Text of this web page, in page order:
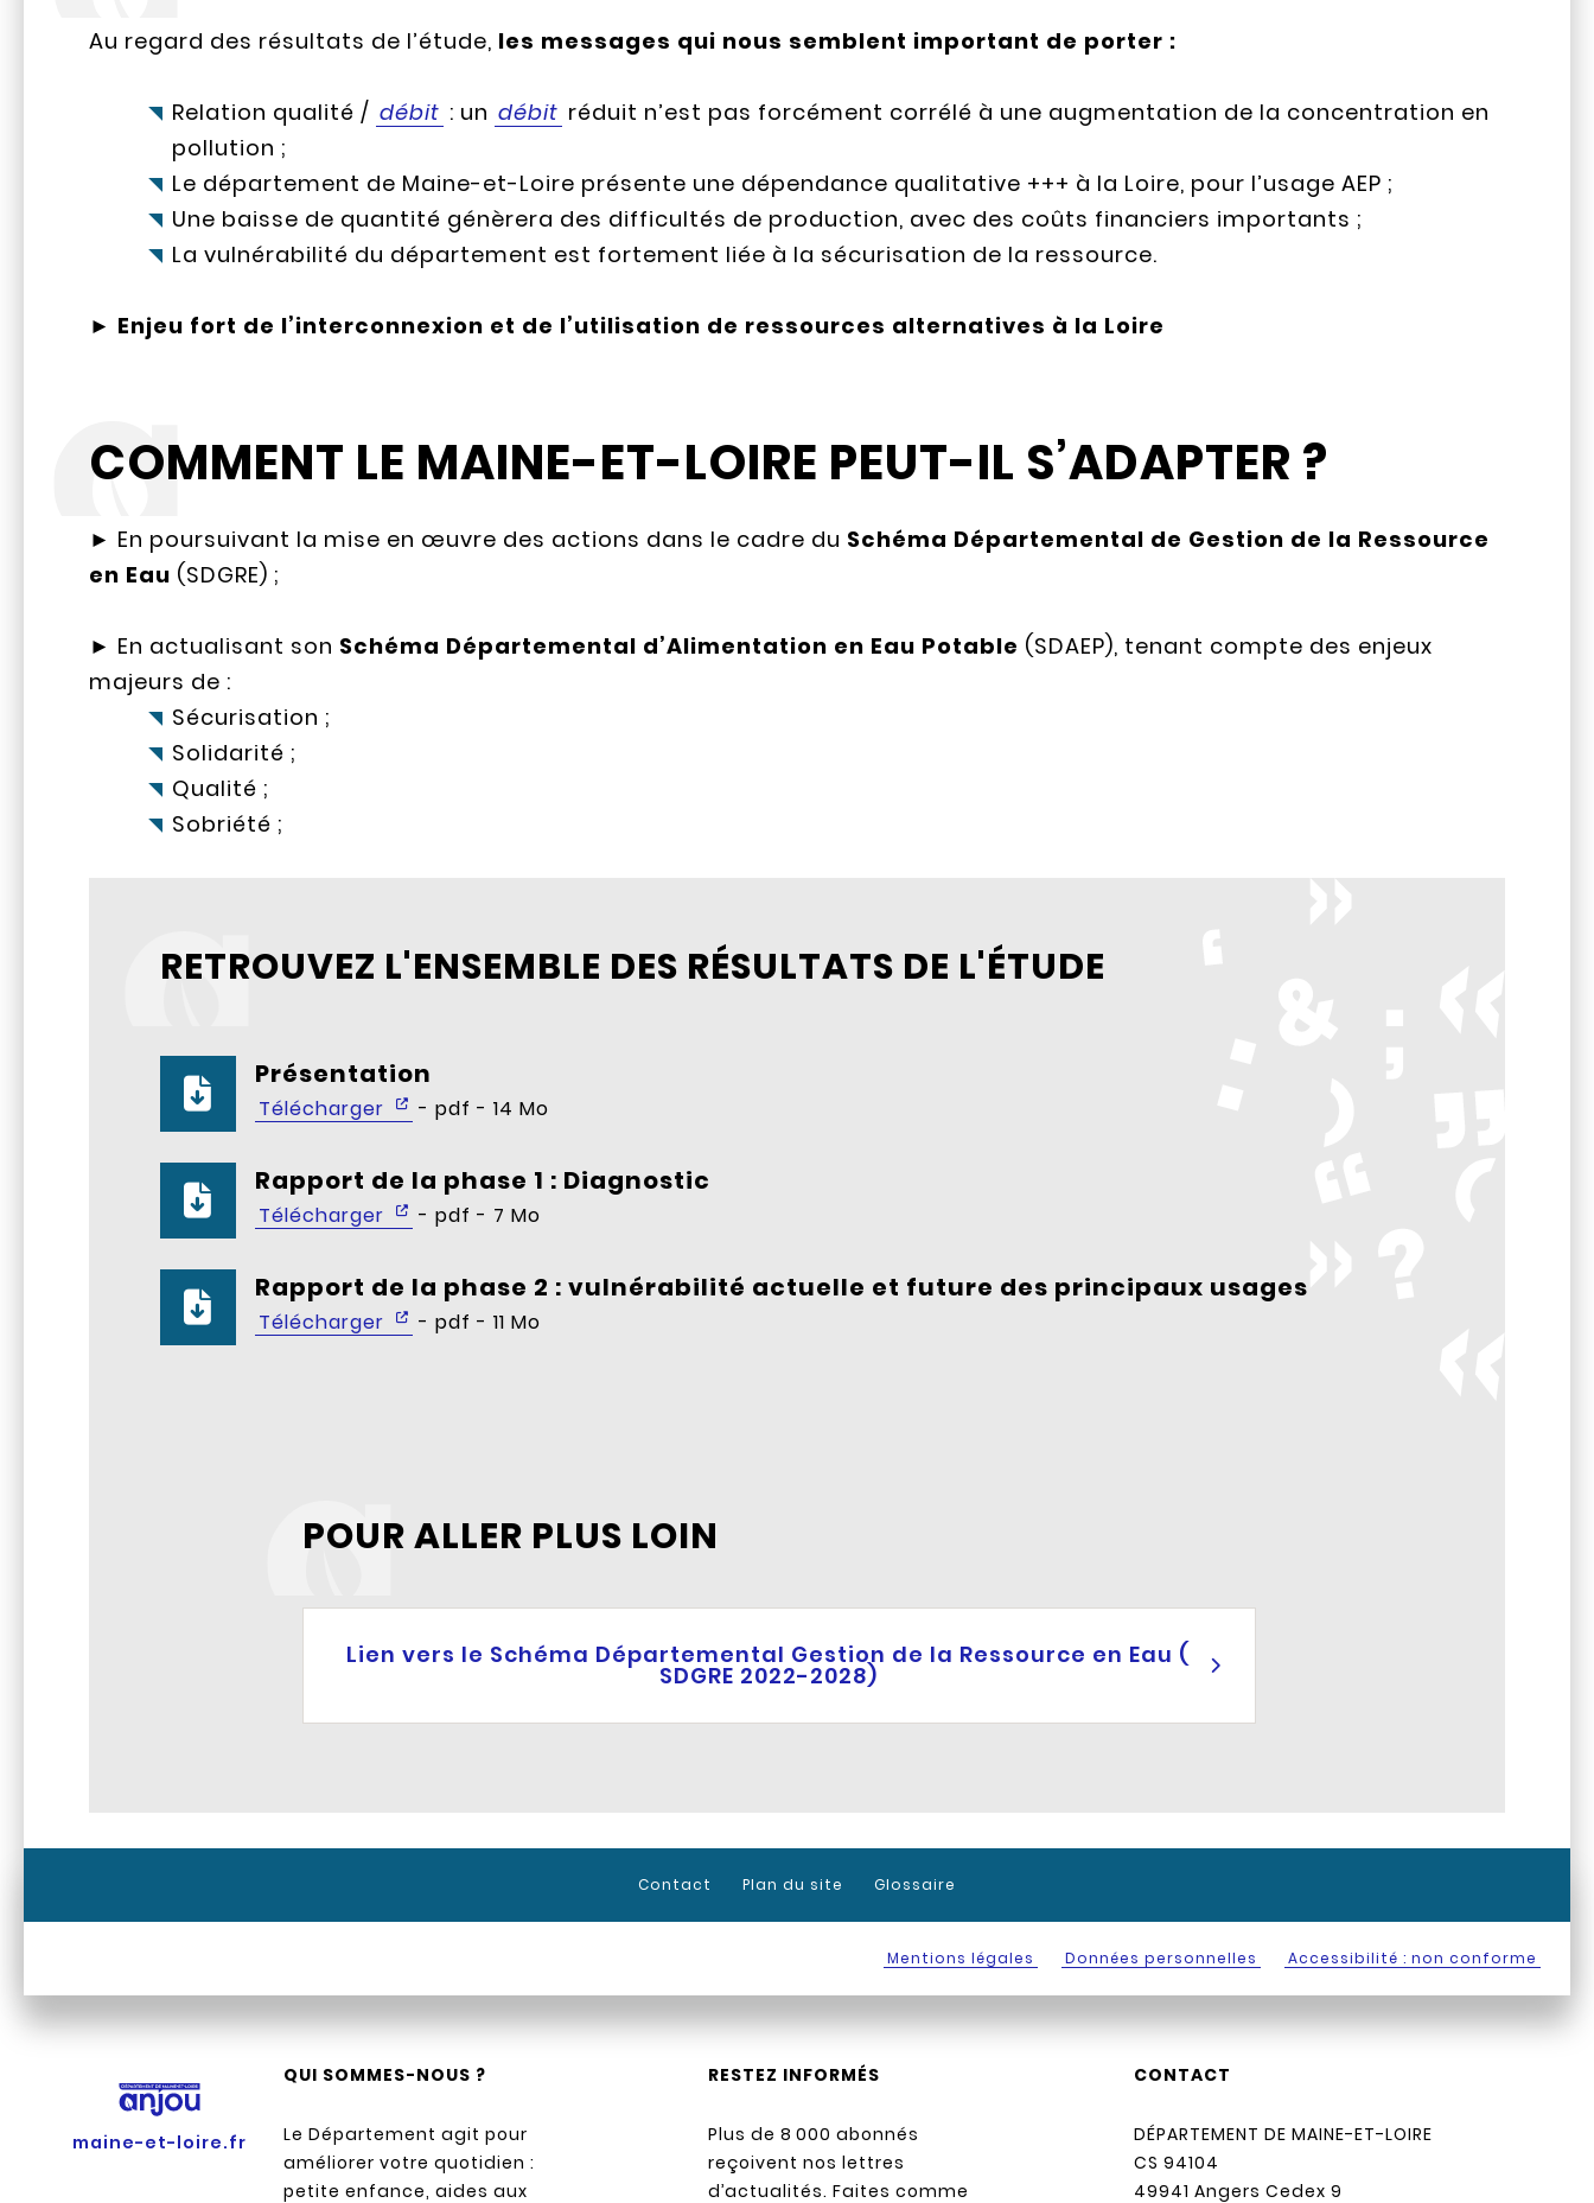
Au regard des résultats de l’étude, les messages qui nous semblent important de porter :
Relation qualité / débit : un débit réduit n’est pas forcément corrélé à une augmentation de la concentration en
pollution ;
Le département de Maine-et-Loire présente une dépendance qualitative +++ à la Loire, pour l’usage AEP ;
Une baisse de quantité génèrera des difficultés de production, avec des coûts financiers importants ;
La vulnérabilité du département est fortement liée à la sécurisation de la ressource.
► Enjeu fort de l’interconnexion et de l’utilisation de ressources alternatives à la Loire
COMMENT LE MAINE-ET-LOIRE PEUT-IL S’ADAPTER ?
► En poursuivant la mise en œuvre des actions dans le cadre du Schéma Départemental de Gestion de la Ressource
en Eau (SDGRE) ;
► En actualisant son Schéma Départemental d’Alimentation en Eau Potable (SDAEP), tenant compte des enjeux
majeurs de :
Sécurisation ;
Solidarité ;
Qualité ;
Sobriété ;
RETROUVEZ L'ENSEMBLE DES RÉSULTATS DE L'ÉTUDE
Présentation
Télécharger - pdf - 14 Mo
Rapport de la phase 1 : Diagnostic
Télécharger - pdf - 7 Mo
Rapport de la phase 2 : vulnérabilité actuelle et future des principaux usages
Télécharger - pdf - 11 Mo
POUR ALLER PLUS LOIN
Lien vers le Schéma Départemental Gestion de la Ressource en Eau (
SDGRE 2022-2028)
Contact Plan du site Glossaire
Mentions légales Données personnelles Accessibilité : non conforme
maine-et-loire.fr
QUI SOMMES-NOUS ?
Le Département agit pour
améliorer votre quotidien :
petite enfance, aides aux
RESTEZ INFORMÉS
Plus de 8 000 abonnés
reçoivent nos lettres
d’actualités. Faites comme
CONTACT
DÉPARTEMENT DE MAINE-ET-LOIRE
CS 94104
49941 Angers Cedex 9